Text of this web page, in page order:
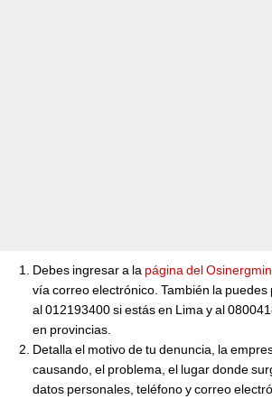
Debes ingresar a la página del
vía correo electrónico. También la
al 012193400si estás en Lima yal
en provincias.
Detalla el motivo de tu denuncia, la
causando, el problema, el lugar donde
datos personales, teléfono y correo